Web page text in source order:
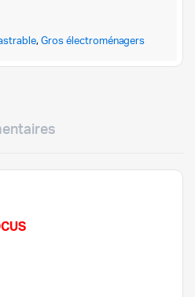
, Gros électroménagers